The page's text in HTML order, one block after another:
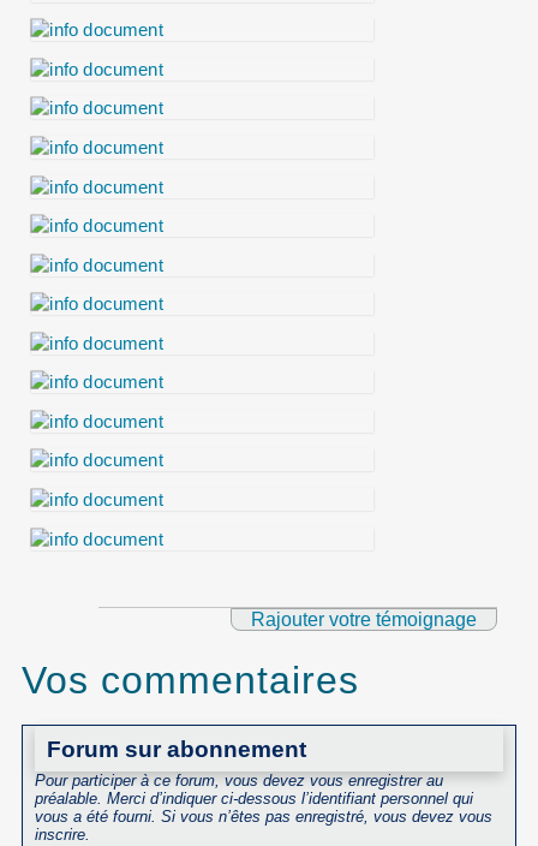
Rajouter votre témoignage
Vos commentaires
Forum sur abonnement
Pour participer à ce forum, vous devez vous enregistrer au
préalable. Merci d’indiquer ci-dessous l’identifiant personnel qui
vous a été fourni. Si vous n’êtes pas enregistré, vous devez vous
inscrire.